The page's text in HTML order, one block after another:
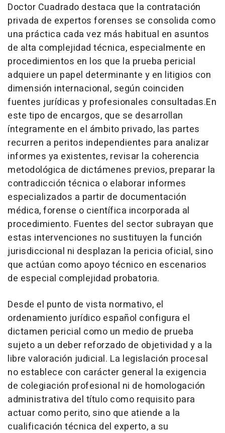
Doctor Cuadrado destaca que la contratación
privada de expertos forenses se consolida como
una práctica cada vez más habitual en asuntos
de alta complejidad técnica, especialmente en
procedimientos en los que la prueba pericial
adquiere un papel determinante y en litigios con
dimensión internacional, según coinciden
fuentes jurídicas y profesionales consultadas.En
este tipo de encargos, que se desarrollan
íntegramente en el ámbito privado, las partes
recurren a peritos independientes para analizar
informes ya existentes, revisar la coherencia
metodológica de dictámenes previos, preparar la
contradicción técnica o elaborar informes
especializados a partir de documentación
médica, forense o científica incorporada al
procedimiento. Fuentes del sector subrayan que
estas intervenciones no sustituyen la función
jurisdiccional ni desplazan la pericia oficial, sino
que actúan como apoyo técnico en escenarios
de especial complejidad probatoria.
Desde el punto de vista normativo, el
ordenamiento jurídico español configura el
dictamen pericial como un medio de prueba
sujeto a un deber reforzado de objetividad y a la
libre valoración judicial. La legislación procesal
no establece con carácter general la exigencia
de colegiación profesional ni de homologación
administrativa del título como requisito para
actuar como perito, sino que atiende a la
cualificación técnica del experto, a su